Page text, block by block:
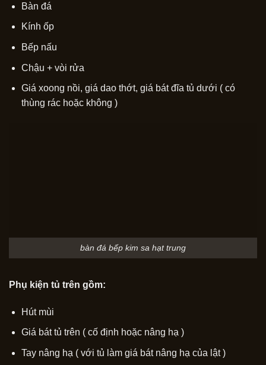
Bàn đá
Kính ốp
Bếp nấu
Chậu + vòi rửa
Giá xoong nồi, giá dao thớt, giá bát đĩa tủ dưới ( có
thùng rác hoặc không )
bàn đá bếp kim sa hạt trung
Phụ kiện tủ trên gồm:
Hút mùi
Giá bát tủ trên ( cố định hoặc nâng hạ )
Tay nâng hạ ( với tủ làm giá bát nâng hạ của lật )